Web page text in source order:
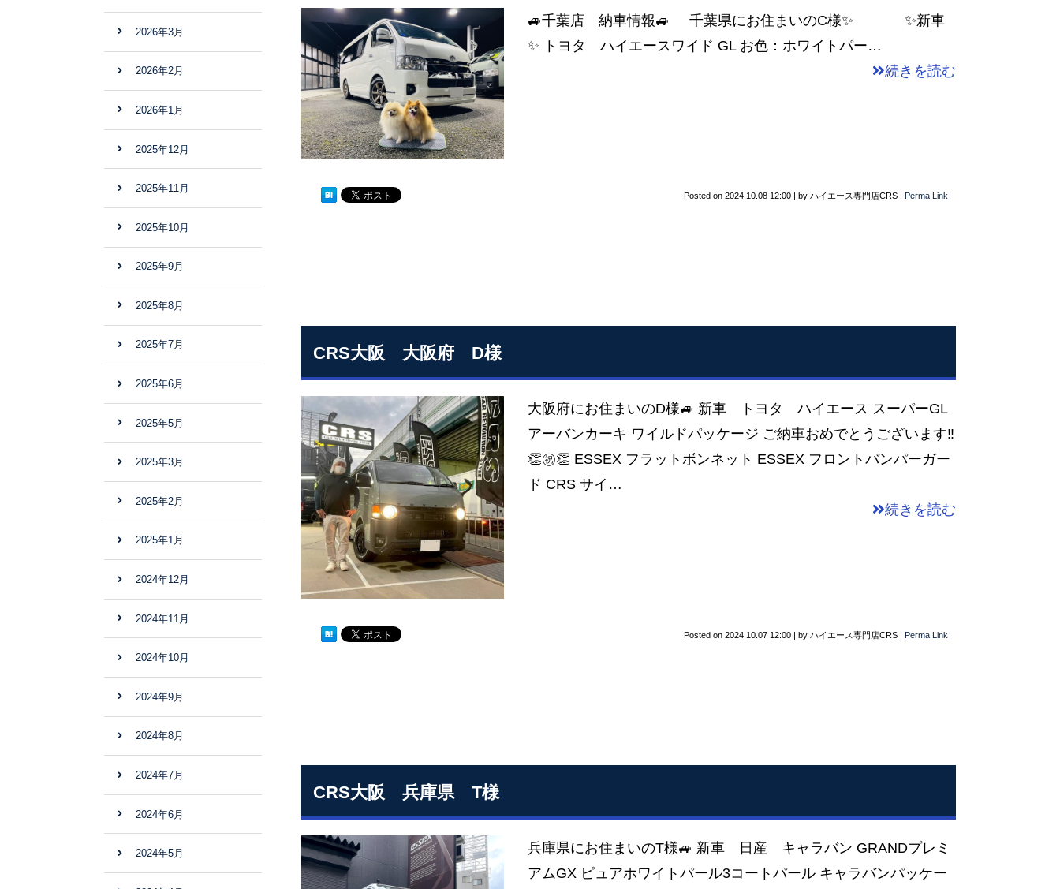
🚙千葉店 納車情報🚙 千葉県にお住まいのC様✨ ✨新車
✨ トヨタ ハイエースワイド GL お色：ホワイトパー…
続きを読む
Posted on 2024.10.08 12:00 | by ハイエース専門店CRS | Perma Link
CRS大阪 大阪府 D様
大阪府にお住まいのD様🚙 新車 トヨタ ハイエース スーパーGL
アーバンカーキ ワイルドパッケージ ご納車おめでとうございます‼
👏㊗👏 ESSEX フラットボンネット ESSEX フロントバンパーガー
ド CRS サイ…
続きを読む
Posted on 2024.10.07 12:00 | by ハイエース専門店CRS | Perma Link
CRS大阪 兵庫県 T様
兵庫県にお住まいのT様🚙 新車 日産 キャラバン GRANDプレミ
アムGX ピュアホワイトパール3コートパール キャラバンパッケー
2026年3月
2026年2月
2026年1月
2025年12月
2025年11月
2025年10月
2025年9月
2025年8月
2025年7月
2025年6月
2025年5月
2025年3月
2025年2月
2025年1月
2024年12月
2024年11月
2024年10月
2024年9月
2024年8月
2024年7月
2024年6月
2024年5月